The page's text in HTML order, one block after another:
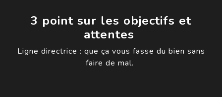
3 point sur les objectifs et
attentes
Ligne directrice : que ça vous fasse du bien sans
faire de mal.